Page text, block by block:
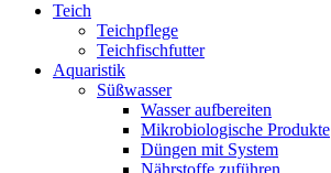
Teich
Teichpflege
Teichfischfutter
Aquaristik
Süßwasser
Wasser aufbereiten
Mikrobiologische Produkte
Düngen mit System
Nährstoffe zuführen